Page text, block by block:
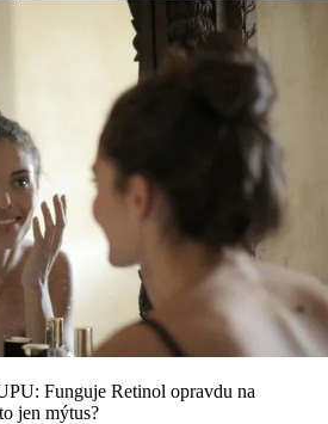
Funguje Retinol opravdu na
jen mýtus?